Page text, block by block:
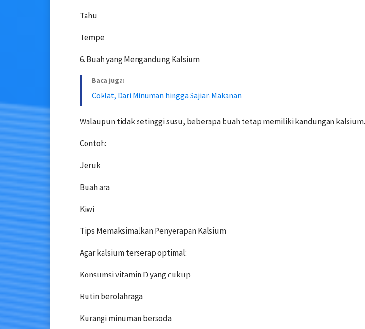
Tahu
Tempe
6. Buah yang Mengandung Kalsium
Baca juga:
Coklat, Dari Minuman hingga Sajian Makanan
Walaupun tidak setinggi susu, beberapa buah tetap memiliki kandungan kalsium.
Contoh:
Jeruk
Buah ara
Kiwi
Tips Memaksimalkan Penyerapan Kalsium
Agar kalsium terserap optimal:
Konsumsi vitamin D yang cukup
Rutin berolahraga
Kurangi minuman bersoda